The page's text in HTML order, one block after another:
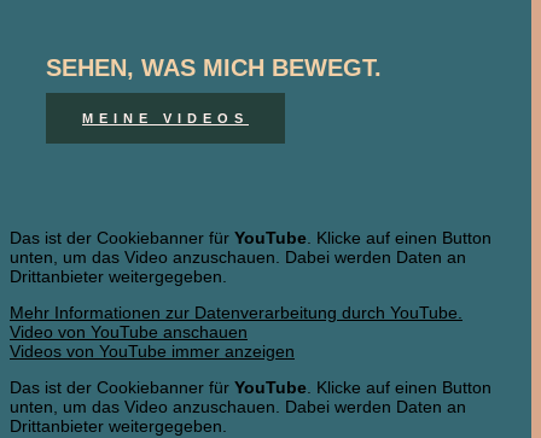
SEHEN, WAS MICH BEWEGT.
MEINE VIDEOS
Das ist der Cookiebanner für YouTube . Klicke auf einen Button
unten, um das Video anzuschauen. Dabei werden Daten an
Drittanbieter weitergegeben.
Mehr Informationen zur Datenverarbeitung durch YouTube.
Video von YouTube anschauen
Videos von YouTube immer anzeigen
Das ist der Cookiebanner für YouTube . Klicke auf einen Button
unten, um das Video anzuschauen. Dabei werden Daten an
Drittanbieter weitergegeben.